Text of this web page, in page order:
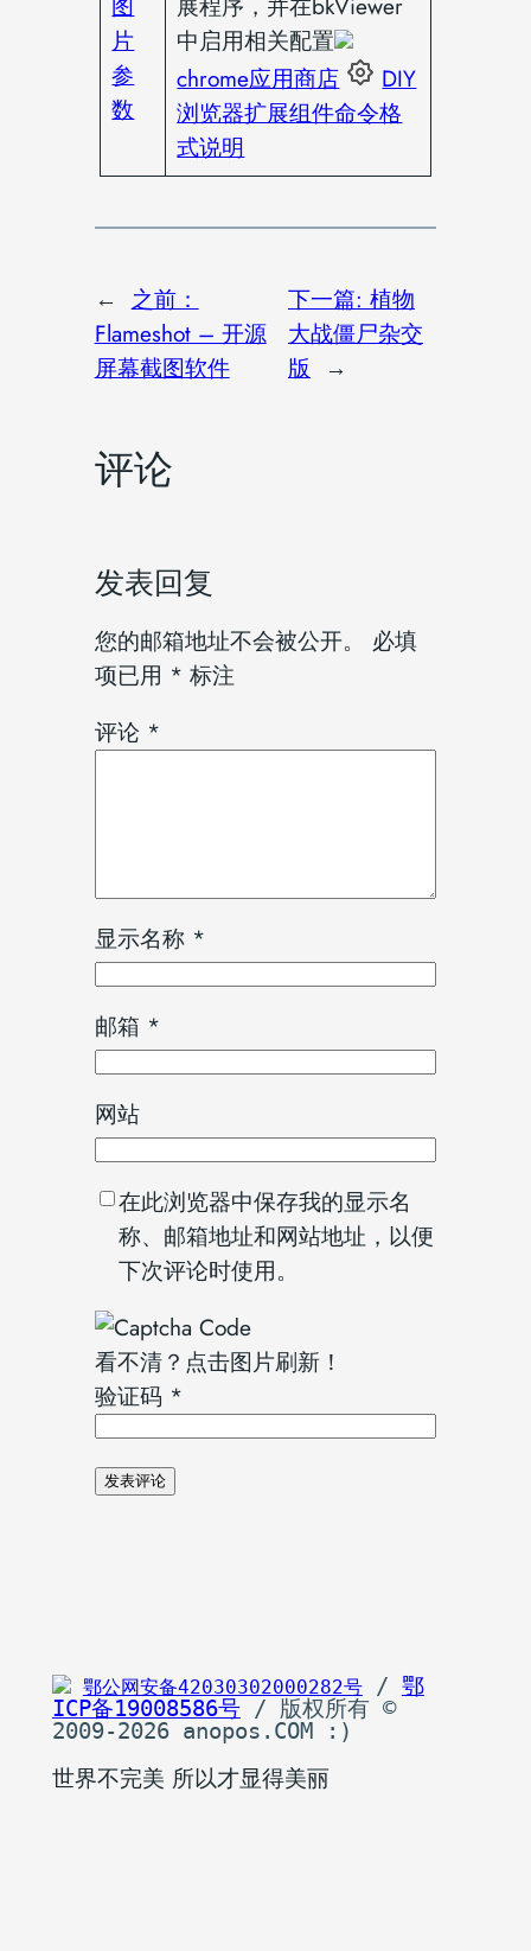
片
参
数
中启用相关配置
chrome应用商店
DIY
浏览器扩展组件命令格
式说明
←
之前：
Flameshot – 开源
屏幕截图软件
下一篇: 植物
大战僵尸杂交
版
→
评论
发表回复
您的邮箱地址不会被公开。
必填
项已用 * 标注
评论 *
显示名称 *
邮箱 *
网站
在此浏览器中保存我的显示名
称、邮箱地址和网站地址，以便
下次评论时使用。
看不清？点击图片刷新！
验证码 *
鄂公网安备42030302000282号 / 鄂
ICP备19008586号 / 版权所有 ©
2009-2026 anopos.COM :)
世界不完美 所以才显得美丽